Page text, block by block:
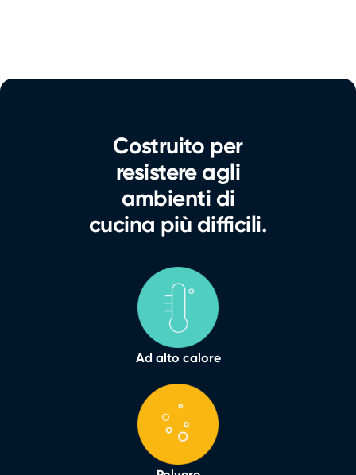
Costruito per
resistere agli
ambienti di
cucina più difficili.
Ad alto calore